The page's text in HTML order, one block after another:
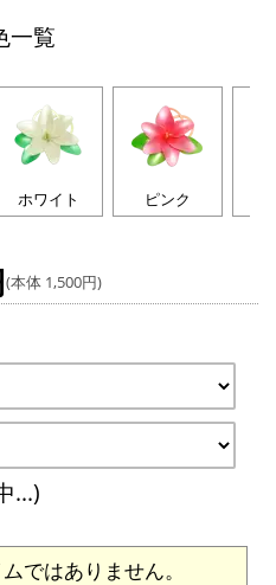
一覧
ホワイト ピンク
(本体 1,500円)
...)
ではありません。